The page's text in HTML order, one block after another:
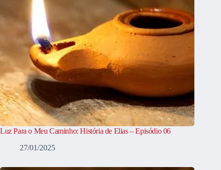
Luz Para o Meu Caminho: História de Elias – Episódio 06
27/01/2025